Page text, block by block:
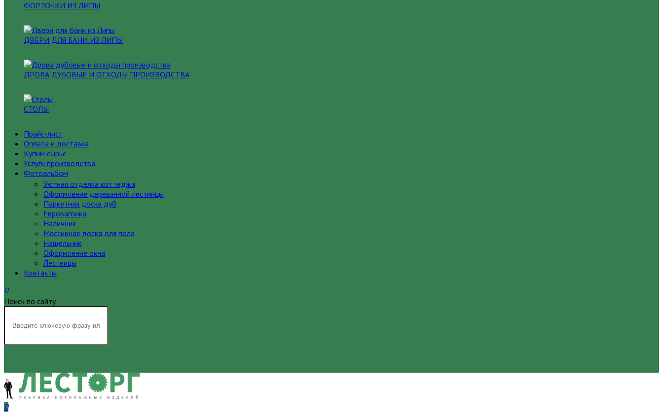
ФОРТОЧКИ ИЗ ЛИПЫ
ДВЕРИ ДЛЯ БАНИ ИЗ ЛИПЫ
ДРОВА ДУБОВЫЕ И ОТХОДЫ ПРОИЗВОДСТВА
СТОЛЫ
Прайс-лист
Оплата и доставка
Купим сырье
Услуги производства
Фотоальбом
Уютная отделка коттеджа
Оформление деревянной лестницы
Паркетная доска дуб
Евровагонка
Наличник
Массивная доска для пола
Нащельник
Оформление окна
Лестницы
Контакты
0
Поиск по сайту
0